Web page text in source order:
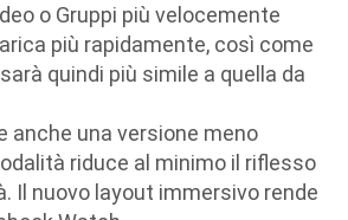
o Gruppi più velocemente
più rapidamente, così come
quindi più simile a quella da
anche una versione meno
riduce al minimo il riflesso
Il nuovo layout immersivo rende